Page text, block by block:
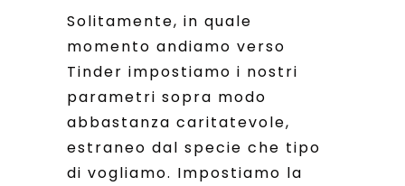
Solitamente, in quale
momento andiamo verso
Tinder impostiamo i nostri
parametri sopra modo
abbastanza caritatevole,
estraneo dal specie che tipo
di vogliamo. Impostiamo la